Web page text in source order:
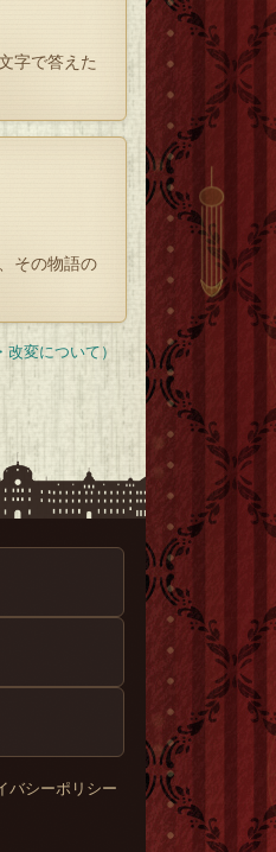
字で答えた
その物語の
変について）
バシーポリシー